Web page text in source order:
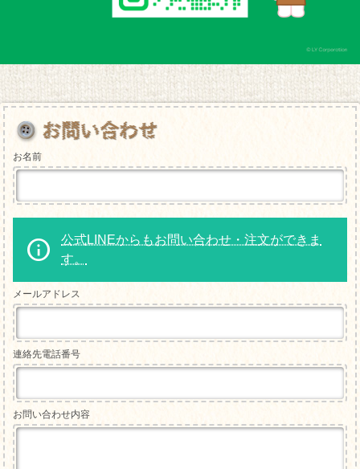
お名前
公式LINEからもお問い合わせ・注文ができま
す。
メールアドレス
連絡先電話番号
お問い合わせ内容